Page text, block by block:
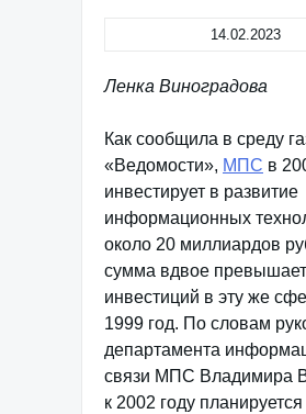
14.02.2023
Ленка Виноградова
Как сообщила в среду
«Ведомости», МПС в
инвестирует в развитие
информационных
около 20 миллиардов
сумма вдвое
инвестиций в эту же
1999 год. По словам
департамента
связи МПС Владимира
к 2002 году